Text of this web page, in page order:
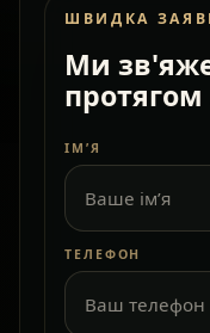
ШВИДКА
Ми
ІМ’Я
ТЕЛЕФОН